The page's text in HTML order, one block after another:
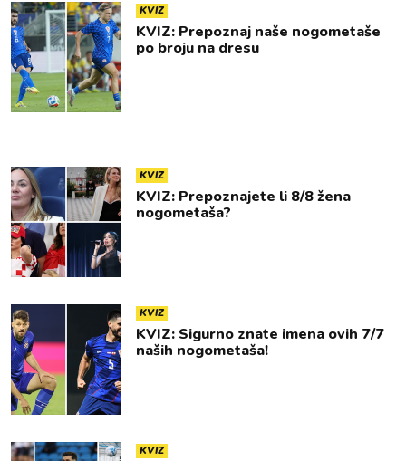
KVIZ
KVIZ: Prepoznaj naše nogometaše
po broju na dresu
KVIZ
KVIZ: Prepoznajete li 8/8 žena
nogometaša?
KVIZ
KVIZ: Sigurno znate imena ovih 7/7
naših nogometaša!
KVIZ